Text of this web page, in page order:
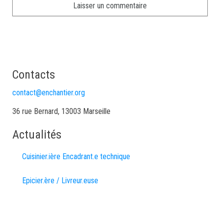
Contacts
contact@enchantier.org
36 rue Bernard, 13003 Marseille
Actualités
Cuisinier.ière Encadrant.e technique
Epicier.ère / Livreur.euse